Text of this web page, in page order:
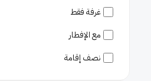
غرفة فقط
مع الإفطار
نصف إقامة